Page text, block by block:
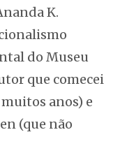
K.
do Museu
que comecei
anos) e
(que não